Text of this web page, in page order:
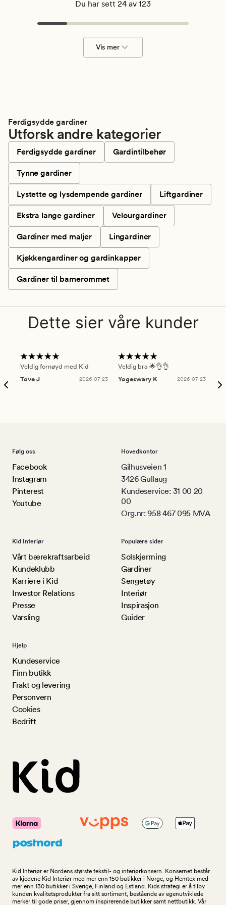
Du har sett 24 av 123
Vis mer
Ferdigsydde gardiner
Utforsk andre kategorier
Ferdigsydde gardiner Gardintilbehør
Tynne gardiner
Lystette og lysdempende gardiner Liftgardiner
Ekstra lange gardiner Velourgardiner
Gardiner med maljer Lingardiner
Kjøkkengardiner og gardinkapper
Gardiner til barnerommet
Dette sier våre kunder
Veldig fornøyd med Kid
Tove J
2026-07-23
Veldig bra 🌟👌👌
Yogeswary K
2026-07-23
Følg oss
Facebook
Instagram
Pinterest
Youtube
Hovedkontor
Gilhusveien 1
3426 Gullaug
Kundeservice: 31 00 20
00
Org.nr: 958 467 095 MVA
Kid Interiør
Vårt bærekraftsarbeid
Kundeklubb
Karriere i Kid
Investor Relations
Presse
Varsling
Populære sider
Solskjerming
Gardiner
Sengetøy
Interiør
Inspirasjon
Guider
Hjelp
Kundeservice
Finn butikk
Frakt og levering
Personvern
Cookies
Bedrift
Kid Interiør er Nordens største tekstil- og interiørkonsern. Konsernet består
av kjedene Kid Interiør med mer enn 150 butikker i Norge, og Hemtex med
mer enn 130 butikker i Sverige, Finland og Estland. Kids strategi er å tilby
kunden kvalitetsprodukter fra sitt sortiment, bestående av egenutviklede
merker til gode priser, gjennom inspirerende butikker samt nettbutikk. Vår